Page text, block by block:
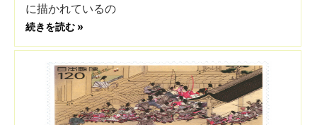
に描かれているの
続きを読む »